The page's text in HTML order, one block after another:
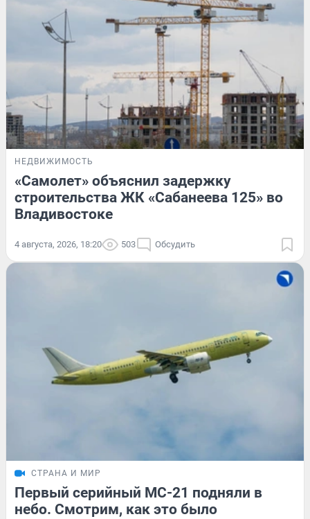
НЕДВИЖИМОСТЬ
«Самолет» объяснил задержку
строительства ЖК «Сабанеева 125» во
Владивостоке
4 августа, 2026, 18:20 503 Обсудить
СТРАНА И МИР
Первый серийный МС-21 подняли в
небо. Смотрим, как это было